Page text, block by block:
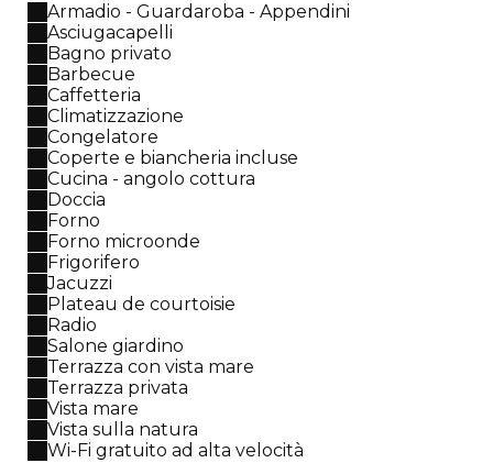
Armadio - Guardaroba - Appendini
Asciugacapelli
Bagno privato
Barbecue
Caffetteria
Climatizzazione
Congelatore
Coperte e biancheria incluse
Cucina - angolo cottura
Doccia
Forno
Forno microonde
Frigorifero
Jacuzzi
Plateau de courtoisie
Radio
Salone giardino
Terrazza con vista mare
Terrazza privata
Vista mare
Vista sulla natura
Wi-Fi gratuito ad alta velocità